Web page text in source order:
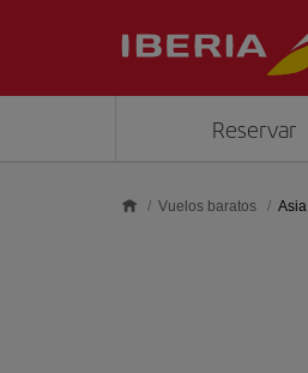
Reservar
Vuelos baratos Asia